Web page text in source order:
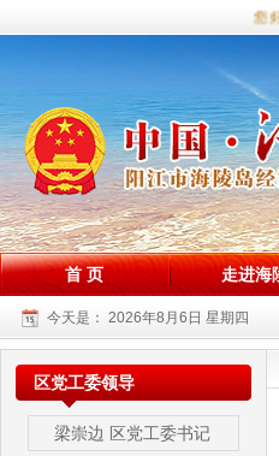
您
首 页 走进海
今天是： 2026年8月6日 星期四
区党工委领导
梁崇边 区党工委书记